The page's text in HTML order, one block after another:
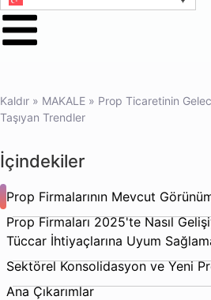
Kaldır » MAKALE » Prop Ticaretinin
Taşıyan Trendler
İçindekiler
Prop Firmalarının Mevcut
Prop Firmaları 2025'te Nasıl
Tüccar İhtiyaçlarına Uyum
Sektörel Konsolidasyon ve Yeni
Ana Çıkarımlar